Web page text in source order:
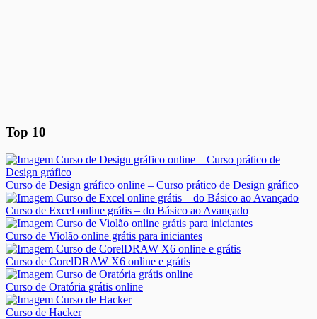
Top 10
Curso de Design gráfico online – Curso prático de Design gráfico
Curso de Excel online grátis – do Básico ao Avançado
Curso de Violão online grátis para iniciantes
Curso de CorelDRAW X6 online e grátis
Curso de Oratória grátis online
Curso de Hacker